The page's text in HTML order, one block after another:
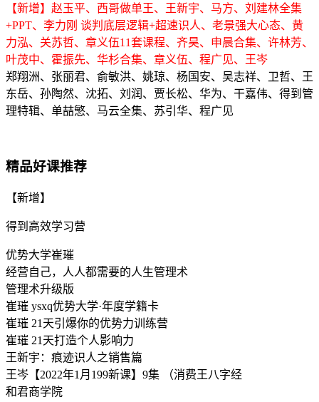
【新增】赵玉平、西哥做单王、王新宇、马方、刘建林全集
+PPT、李力刚 谈判底层逻辑+超速识人、老景强大心态、黄
力泓、关苏哲、章义伍11套课程、齐昊、申晨合集、许林芳、
叶茂中、霍振先、华杉合集、章义伍、程广见、王岑
郑翔洲、张丽君、俞敏洪、姚琼、杨国安、吴志祥、卫哲、王
东岳、孙陶然、沈拓、刘润、贾长松、华为、干嘉伟、得到管
理特辑、单喆慜、马云全集、苏引华、程广见
精品好课推荐
【新增】
得到高效学习营
优势大学崔璀
经营自己，人人都需要的人生管理术
管理术升级版
崔璀 ysxq优势大学·年度学籍卡
崔璀 21天引爆你的优势力训练营
崔璀 21天打造个人影响力
王新宇：痕迹识人之销售篇
王岑【2022年1月199新课】9集 （消费王八字经
和君商学院